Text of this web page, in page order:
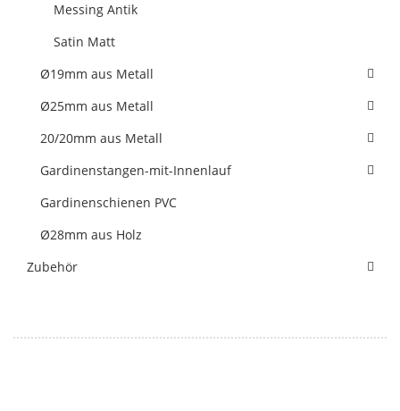
Messing Antik
Satin Matt
Ø19mm aus Metall
Ø25mm aus Metall
20/20mm aus Metall
Gardinenstangen-mit-Innenlauf
Gardinenschienen PVC
Ø28mm aus Holz
Zubehör